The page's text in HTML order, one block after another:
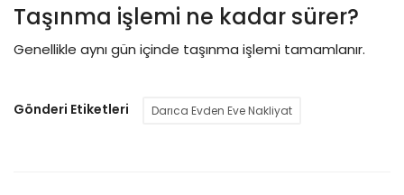
Taşınma işlemi ne kadar sürer?
Genellikle aynı gün içinde taşınma işlemi tamamlanır.
Gönderi Etiketleri Darıca Evden Eve Nakliyat